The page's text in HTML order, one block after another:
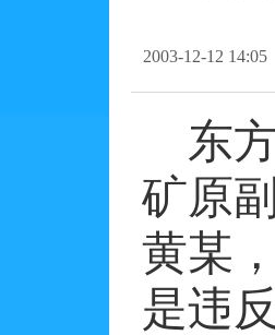
2003-12-12 14:05
东
矿原
黄某
是违